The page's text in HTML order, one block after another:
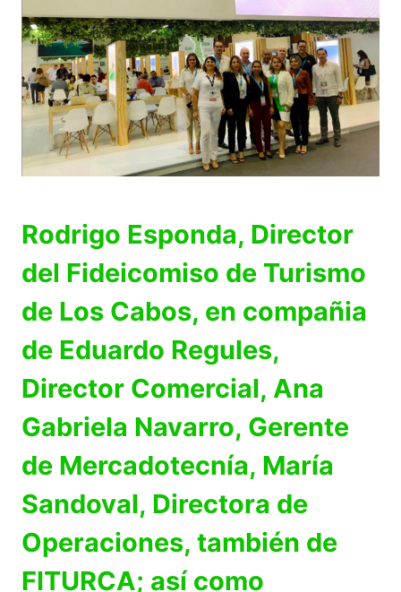
Rodrigo Esponda, Director
del Fideicomiso de Turismo
de Los Cabos, en compañia
de Eduardo Regules,
Director Comercial, Ana
Gabriela Navarro, Gerente
de Mercadotecnía, María
Sandoval, Directora de
Operaciones, también de
FITURCA; así como